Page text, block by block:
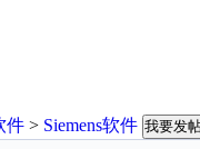
件 > Siemens软件 我要发